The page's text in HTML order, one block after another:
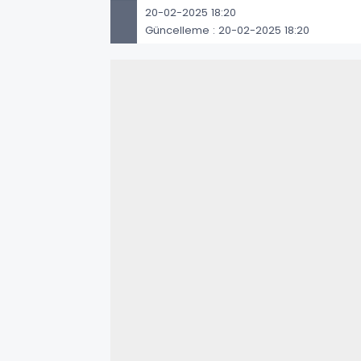
20-02-2025 18:20
Güncelleme : 20-02-2025 18:20